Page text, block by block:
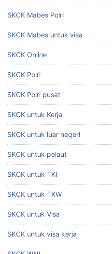
SKCK Mabes Polri
SKCK Mabes untuk visa
SKCK Online
SKCK Polri
SKCK Polri pusat
SKCK untuk Kerja
SKCK untuk luar negeri
SKCK untuk pelaut
SKCK untuk TKI
SKCK untuk TKW
SKCK untuk Visa
SKCK untuk visa kerja